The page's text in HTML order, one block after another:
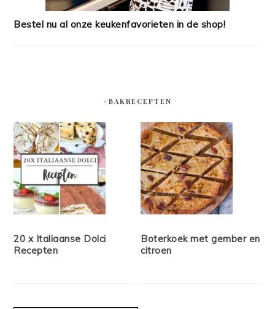
Bestel nu al onze keukenfavorieten in de shop!
#BAKRECEPTEN
20 x Italiaanse Dolci
Recepten
Boterkoek met gember en
citroen